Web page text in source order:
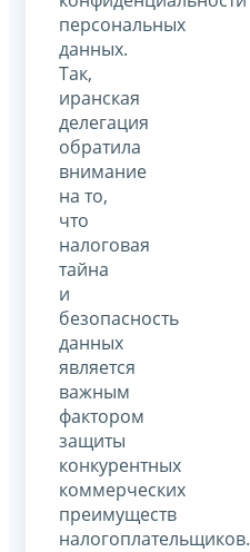
персональных
данных.
Так,
иранская
делегация
обратила
внимание
на то,
что
налоговая
тайна
и
безопасность
данных
является
важным
фактором
защиты
конкурентных
коммерческих
преимуществ
налогоплательщиков.